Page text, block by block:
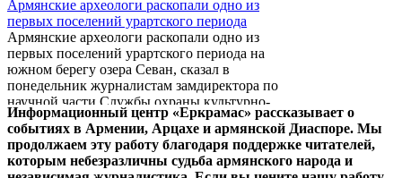
урартскому периоду.
Армянские археологи раскопали одно из
первых поселений урартского периода
Армянские археологи раскопали одно из
первых поселений урартского периода на
южном берегу озера Севан, сказал в
понедельник журналистам замдиректора по
научной части Службы охраны культурно-
исторических музеев-заповедников и
исторической среды Ашот Пилипосян.
Информационный центр «Еркрамас» рассказывает о
событиях в Армении, Арцахе и армянской Диаспоре. Мы
продолжаем эту работу благодаря поддержке читателей,
которым небезразличны судьба армянского народа и